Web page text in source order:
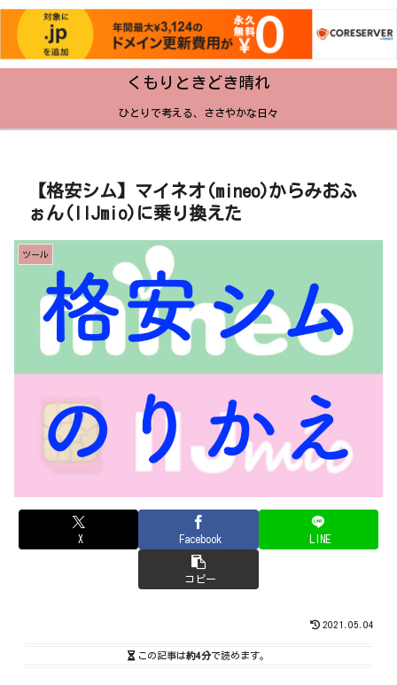
くもりときどき晴れ
ひとりで考える、ささやかな日々
【格安シム】マイネオ(mineo)からみおふ
ぉん(IIJmio)に乗り換えた
ツール
X Facebook LINE
コピー
2021.05.04
この記事は約4分で読めます。